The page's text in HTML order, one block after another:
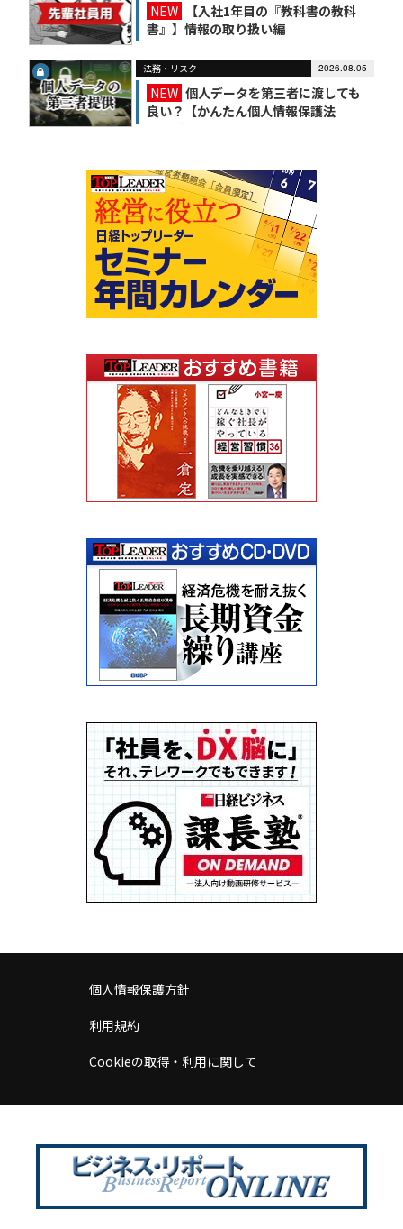
NEW
【入社1年目の『教科書の教科
書』】情報の取り扱い編
法務・リスク 2026.08.05
NEW 個人データを第三者に渡しても
良い？【かんたん個人情報保護法
個人情報保護方針
利用規約
Cookieの取得・利用に関して